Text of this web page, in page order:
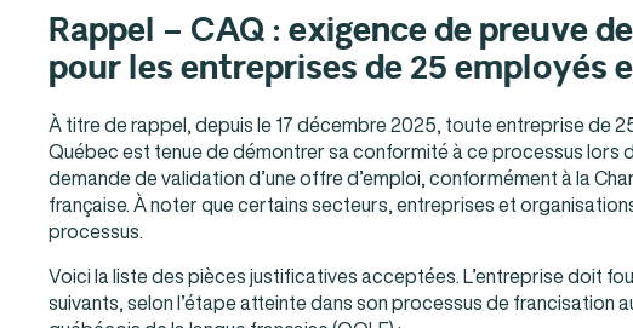
Rappel – CAQ : exigence de preuve
pour les entreprises de 25 employés
À titre de rappel, depuis le 17 décembre 2025, toute entreprise de
Québec est tenue de démontrer sa conformité à ce processus lors
demande de validation d’une offre d’emploi, conformément à la
française. À noter que certains secteurs, entreprises et
processus.
Voici la liste des pièces justificatives acceptées. L’entreprise doit
suivants, selon l’étape atteinte dans son processus de francisation